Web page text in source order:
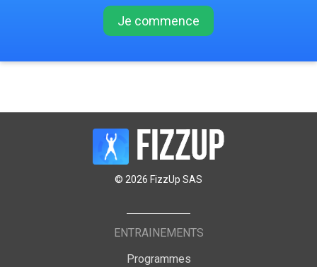
Je commence
© 2026 FizzUp SAS
ENTRAINEMENTS
Programmes